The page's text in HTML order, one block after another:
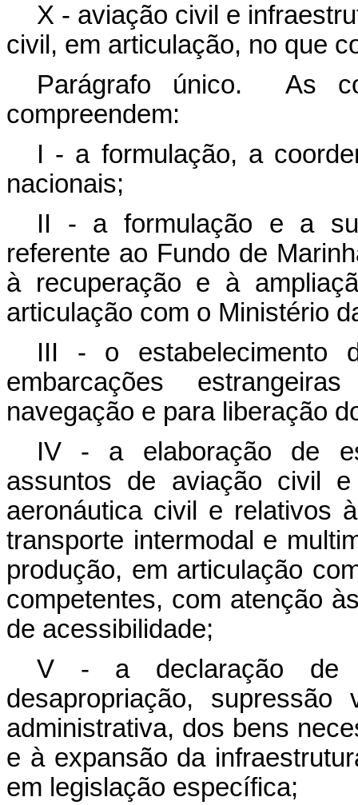
X - aviação civil e
civil, em articulação, no que
Parágrafo único. As
compreendem:
I - a formulação, a
nacionais;
II - a formulação e a
referente ao Fundo de
à recuperação e à
articulação com o Ministério
III - o estabelecimento
embarcações
navegação e para liberação
IV - a elaboração de
assuntos de aviação civil
aeronáutica civil e relativos
transporte intermodal e
produção, em articulação
competentes, com atenção
de acessibilidade;
V - a declaração de
desapropriação,
administrativa, dos bens
e à expansão da
em legislação específica;